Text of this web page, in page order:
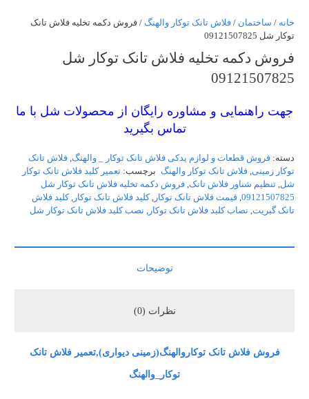
خانه / ساختمان / فلاش تانک توکار والهنگ / فروش دکمه تخلیه فلاش تانک
توکار شل 09121507825
فروش دکمه تخلیه فلاش تانک توکار شل
09121507825
جهت راهنمایی و مشاوره رایگان از محصولات شل با ما
تماس بگیرید
دسته: فروش قطعات و لوازم یدکی فلاش تانک توکار _ والهنگ, فلاش تانک
توکار زمینی, فلاش تانک توکار والهنگ برچسب:تعمیر کلید فلاش تانک توکار
شل, تنظیم شناور فلاش تانک, فروش دکمه تخلیه فلاش تانک توکار شل
09121507825
, قیمت فلاش تانک توکار , کلید فلاش تانک توکار , کلید فلاش
تانک گبریت, نصاب کلید فلاش تانک توکار , نصب کلید فلاش تانک توکار شل
توضیحات
نظرات (0)
فروش فلاش تانک توکاروالهنگ(زمینی دیواری),تعمیر فلاش تانک
توکار_والهنگ